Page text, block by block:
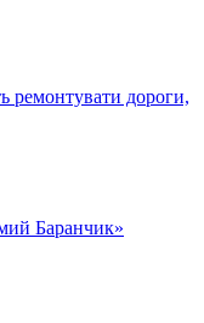
ремонтувати дороги,
Баранчик»